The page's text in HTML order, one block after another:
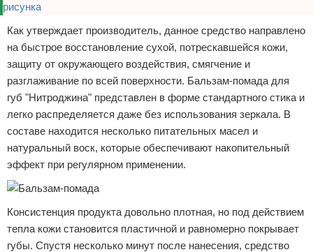
Как утверждает производитель, данное средство направлено
на быстрое восстановление сухой, потрескавшейся кожи,
защиту от окружающего воздействия, смягчение и
разглаживание по всей поверхности. Бальзам-помада для
губ "Нитроджина" представлен в форме стандартного стика и
легко распределяется даже без использования зеркала. В
составе находится несколько питательных масел и
натуральный воск, которые обеспечивают накопительный
эффект при регулярном применении.
Консистенция продукта довольно плотная, но под действием
тепла кожи становится пластичной и равномерно покрывает
губы. Спустя несколько минут после нанесения, средство